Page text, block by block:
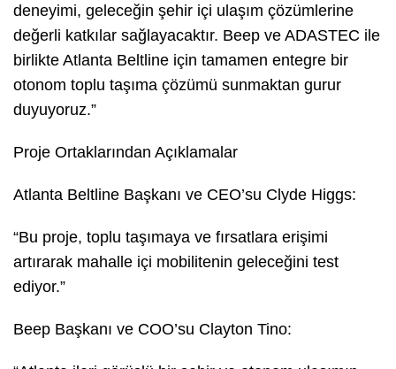
deneyimi, geleceğin şehir içi ulaşım çözümlerine
değerli katkılar sağlayacaktır. Beep ve ADASTEC ile
birlikte Atlanta Beltline için tamamen entegre bir
otonom toplu taşıma çözümü sunmaktan gurur
duyuyoruz.”
Proje Ortaklarından Açıklamalar
Atlanta Beltline Başkanı ve CEO’su Clyde Higgs:
“Bu proje, toplu taşımaya ve fırsatlara erişimi
artırarak mahalle içi mobilitenin geleceğini test
ediyor.”
Beep Başkanı ve COO’su Clayton Tino: